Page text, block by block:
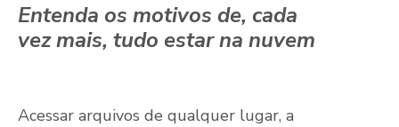
Entenda os motivos de, cada
vez mais, tudo estar na nuvem
Acessar arquivos de qualquer lugar, a